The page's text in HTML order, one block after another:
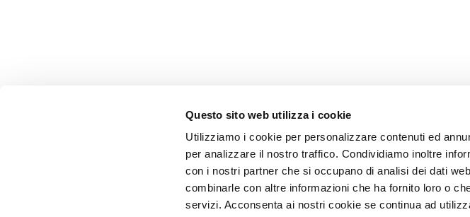
Questo sito web utilizza i cookie
Utilizziamo i cookie per personalizzare contenuti ed
per analizzare il nostro traffico. Condividiamo inoltre
con i nostri partner che si occupano di analisi dei dati
combinarle con altre informazioni che ha fornito loro o
servizi. Acconsenta ai nostri cookie se continua ad